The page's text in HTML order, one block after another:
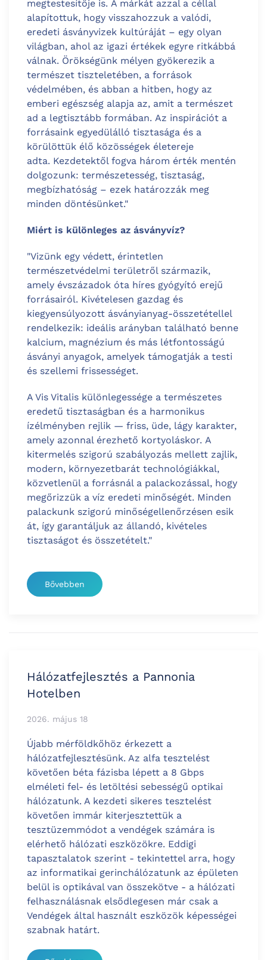
megtestesítője is. A márkát azzal a céllal
alapítottuk, hogy visszahozzuk a valódi,
eredeti ásványvizek kultúráját – egy olyan
világban, ahol az igazi értékek egyre ritkábbá
válnak. Örökségünk mélyen gyökerezik a
természet tiszteletében, a források
védelmében, és abban a hitben, hogy az
emberi egészség alapja az, amit a természet
ad a legtisztább formában. Az inspirációt a
forrásaink egyedülálló tisztasága és a
körülöttük élő közösségek életereje
adta. Kezdetektől fogva három érték mentén
dolgozunk: természetesség, tisztaság,
megbízhatóság – ezek határozzák meg
minden döntésünket."
Miért is különleges az ásványvíz?
"Vizünk egy védett, érintetlen
természetvédelmi területről származik,
amely évszázadok óta híres gyógyító erejű
forrásairól. Kivételesen gazdag és
kiegyensúlyozott ásványianyag-összetétellel
rendelkezik: ideális arányban található benne
kalcium, magnézium és más létfontosságú
ásványi anyagok, amelyek támogatják a testi
és szellemi frissességet.
A Vis Vitalis különlegessége a természetes
eredetű tisztaságban és a harmonikus
ízélményben rejlik — friss, üde, lágy karakter,
amely azonnal érezhető kortyoláskor. A
kitermelés szigorú szabályozás mellett zajlik,
modern, környezetbarát technológiákkal,
közvetlenül a forrásnál a palackozással, hogy
megőrizzük a víz eredeti minőségét. Minden
palackunk szigorú minőségellenőrzésen esik
át, így garantáljuk az állandó, kivételes
tisztaságot és összetételt."
Bővebben
Hálózatfejlesztés a Pannonia
Hotelben
2026. május 18
Újabb mérföldkőhöz érkezett a
hálózatfejlesztésünk. Az alfa tesztelést
követően béta fázisba lépett a 8 Gbps
elméleti fel- és letöltési sebességű optikai
hálózatunk. A kezdeti sikeres tesztelést
követően immár kiterjesztettük a
tesztüzemmódot a vendégek számára is
elérhető hálózati eszközökre. Eddigi
tapasztalatok szerint - tekintettel arra, hogy
az informatikai gerinchálózatunk az épületen
belül is optikával van összekötve - a hálózati
felhasználásnak elsődlegesen már csak a
Vendégek által használt eszközök képességei
szabnak határt.